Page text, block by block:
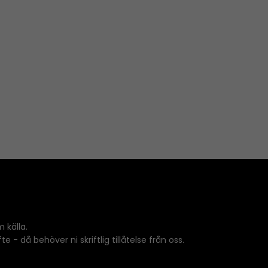
källa.
- då behöver ni skriftlig tillåtelse från oss.